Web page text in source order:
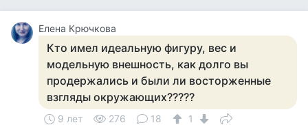
Елена Крючкова
Кто имел идеальную фигуру, вес и
модельную внешность, как долго вы
продержались и были ли восторженные
взгляды окружающих?????
9 лет 276 18 1